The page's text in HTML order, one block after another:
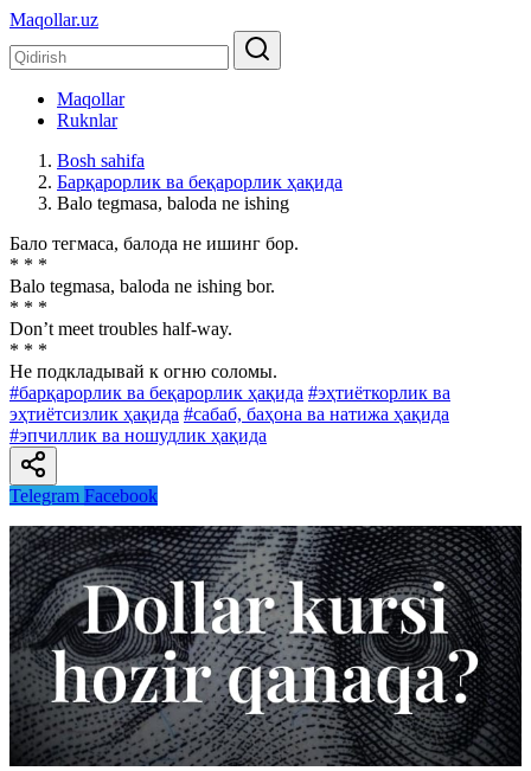
Maqollar.uz
Maqollar
Ruknlar
Bosh sahifa
Барқарорлик ва беқарорлик ҳақида
Balo tegmasa, baloda ne ishing
Бало тегмаса, балода не ишинг бор.
* * *
Balo tegmasa, baloda ne ishing bor.
* * *
Don’t meet troubles half-way.
* * *
He подкладывай к огню соломы.
#барқарорлик ва беқарорлик ҳақида #эҳтиёткорлик ва
эҳтиётсизлик ҳақида #сабаб, баҳона ва натижа ҳақида
#эпчиллик ва ношудлик ҳақида
Telegram Facebook